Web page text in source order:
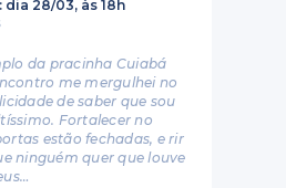
28/03, às 18h
da pracinha Cuiabá
me mergulhei no
de saber que sou
Fortalecer no
estão fechadas, e rir
ninguém quer que louve